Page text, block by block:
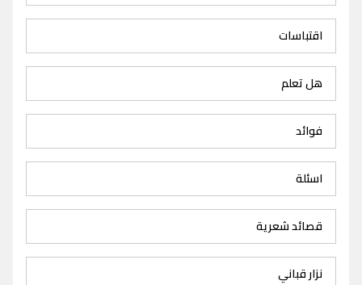
اقتباسات
هل تعلم
فوائد
اسئلة
قصائد شعرية
نزار قباني